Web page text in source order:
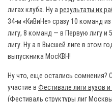
лигах клуба. Ну а результаты их
34-м «КиВиНе» сразу 10 команд
лигу, 8 команд — в Первую лигу
лигу. Ну а в Высшей лиге в этом
выпускника МосКВН!
Ну что, еще остались сомнения?
участие в Фестивале лиги вузов
(Фестиваль структуры лиг